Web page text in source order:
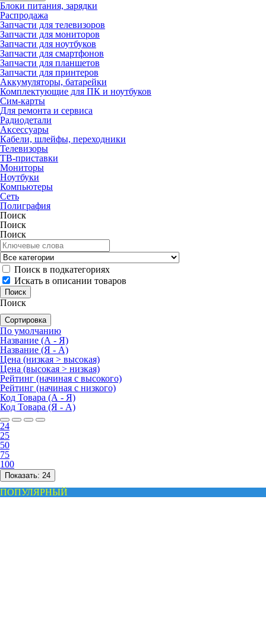
Блоки питания, зарядки
Распродажа
Запчасти для телевизоров
Запчасти для мониторов
Запчасти для ноутбуков
Запчасти для смартфонов
Запчасти для планшетов
Запчасти для принтеров
Аккумуляторы, батарейки
Комплектующие для ПК и ноутбуков
Сим-карты
Для ремонта и сервиса
Радиодетали
Аксессуары
Кабели, шлейфы, переходники
Телевизоры
ТВ-приставки
Мониторы
Ноутбуки
Компьютеры
Сеть
Полиграфия
Поиск
Поиск
Поиск
Поиск в подкатегориях
Искать в описании товаров
Поиск
Сортировка
По умолчанию
Название (А - Я)
Название (Я - А)
Цена (низкая > высокая)
Цена (высокая > низкая)
Рейтинг (начиная с высокого)
Рейтинг (начиная с низкого)
Код Товара (А - Я)
Код Товара (Я - А)
24
25
50
75
100
Показать: 24
ПОПУЛЯРНЫЙ